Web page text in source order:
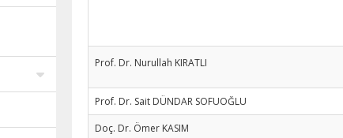
Prof. Dr. Nurullah KIRATLI
Prof. Dr. Sait DÜNDAR SOFUOĞLU
Doç. Dr. Ömer KASIM